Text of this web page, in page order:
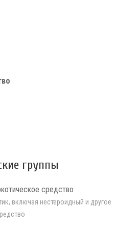
группы
средство
включая нестероидный и другое